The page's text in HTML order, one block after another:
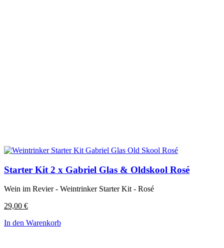
Starter Kit 2 x Gabriel Glas & Oldskool Rosé
Wein im Revier - Weintrinker Starter Kit - Rosé
29,00 €
In den Warenkorb